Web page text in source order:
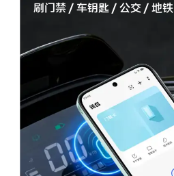
刷门禁 / 车钥匙 / 公交 / 地铁